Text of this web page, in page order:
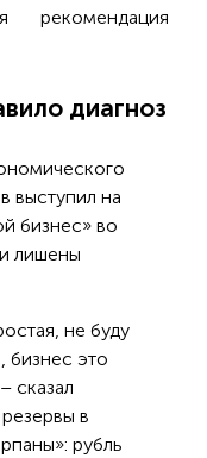
рекомендация
диагноз
выступил на
бизнес» во
лишены
не буду
бизнес это
сказал
в
рубль